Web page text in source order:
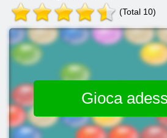
(Total 10)
Gioca